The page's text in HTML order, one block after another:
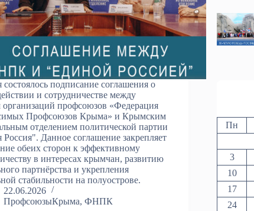
подписание соглашения о
и сотрудничестве между
профсоюзов «Федерация
Профсоюзов Крыма» и Крымским
отделением политической партии
Россия". Данное соглашение закрепляет
обеих сторон к эффективному
в интересах крымчан, развитию
партнёрства и укрепления
стабильности на полуострове.
22.06.2026
ПрофсоюзыКрыма,ФНПК
Пн
3
10
17
24